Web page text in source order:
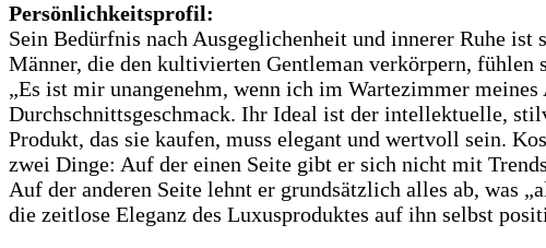
Persönlichkeitsprofil:
Sein Bedürfnis nach Ausgeglichenheit und innerer Ruhe ist
Männer, die den kultivierten Gentleman verkörpern, fühlen
„Es ist mir unangenehm, wenn ich im Wartezimmer
Durchschnittsgeschmack. Ihr Ideal ist der intellektuelle,
Produkt, das sie kaufen, muss elegant und wertvoll sein.
zwei Dinge: Auf der einen Seite gibt er sich nicht mit
Auf der anderen Seite lehnt er grundsätzlich alles ab, was
die zeitlose Eleganz des Luxusproduktes auf ihn selbst